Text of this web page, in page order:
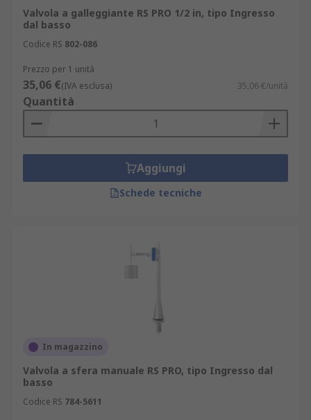
Valvola a galleggiante RS PRO 1/2 in, tipo Ingresso
dal basso
Codice RS 802-086
Prezzo per 1 unità
35,06 €(IVA esclusa) 35,06 €/unità
Quantità
Aggiungi
Schede tecniche
In magazzino
Valvola a sfera manuale RS PRO, tipo Ingresso dal
basso
Codice RS 784-5611